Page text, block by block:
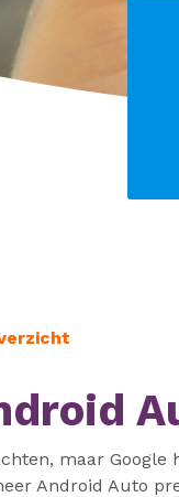
maar
Android Auto